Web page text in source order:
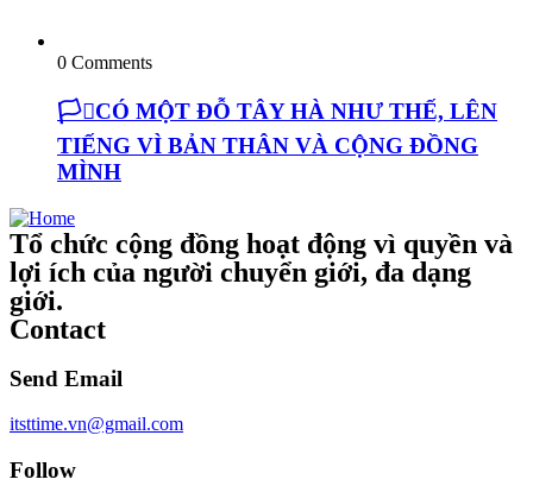
0 Comments
🏳️‍⚧️CÓ MỘT ĐỖ TÂY HÀ NHƯ THẾ, LÊN
TIẾNG VÌ BẢN THÂN VÀ CỘNG ĐỒNG
MÌNH
Tổ chức cộng đồng hoạt động vì quyền và
lợi ích của người chuyển giới, đa dạng
giới.
Contact
Send Email
itsttime.vn@gmail.com
Follow